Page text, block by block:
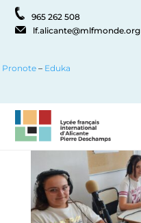
965 262 508
lf.alicante@mlfmonde.org
Pronote – Eduka